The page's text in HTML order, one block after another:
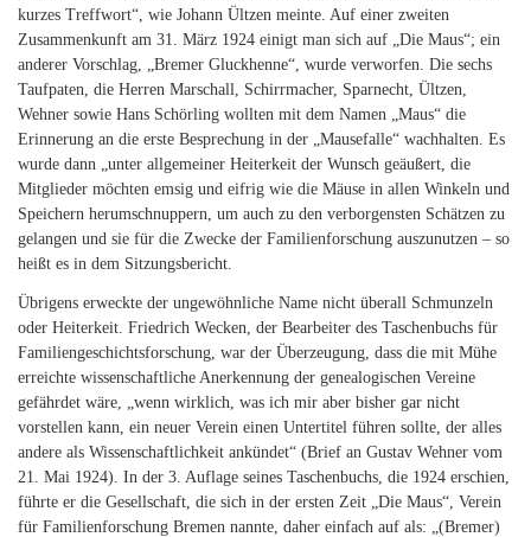
kurzes Treffwort“, wie Johann Ültzen meinte. Auf einer zweiten
Zusammenkunft am 31. März 1924 einigt man sich auf „Die Maus“; ein
anderer Vorschlag, „Bremer Gluckhenne“, wurde verworfen. Die sechs
Taufpaten, die Herren Marschall, Schirrmacher, Sparnecht, Ültzen,
Wehner sowie Hans Schörling wollten mit dem Namen „Maus“ die
Erinnerung an die erste Besprechung in der „Mausefalle“ wachhalten. Es
wurde dann „unter allgemeiner Heiterkeit der Wunsch geäußert, die
Mitglieder möchten emsig und eifrig wie die Mäuse in allen Winkeln und
Speichern herumschnuppern, um auch zu den verborgensten Schätzen zu
gelangen und sie für die Zwecke der Familienforschung auszunutzen – so
heißt es in dem Sitzungsbericht.
Übrigens erweckte der ungewöhnliche Name nicht überall Schmunzeln
oder Heiterkeit. Friedrich Wecken, der Bearbeiter des Taschenbuchs für
Familiengeschichtsforschung, war der Überzeugung, dass die mit Mühe
erreichte wissenschaftliche Anerkennung der genealogischen Vereine
gefährdet wäre, „wenn wirklich, was ich mir aber bisher gar nicht
vorstellen kann, ein neuer Verein einen Untertitel führen sollte, der alles
andere als Wissenschaftlichkeit ankündet“ (Brief an Gustav Wehner vom
21. Mai 1924). In der 3. Auflage seines Taschenbuchs, die 1924 erschien,
führte er die Gesellschaft, die sich in der ersten Zeit „Die Maus“, Verein
für Familienforschung Bremen nannte, daher einfach auf als: „(Bremer)